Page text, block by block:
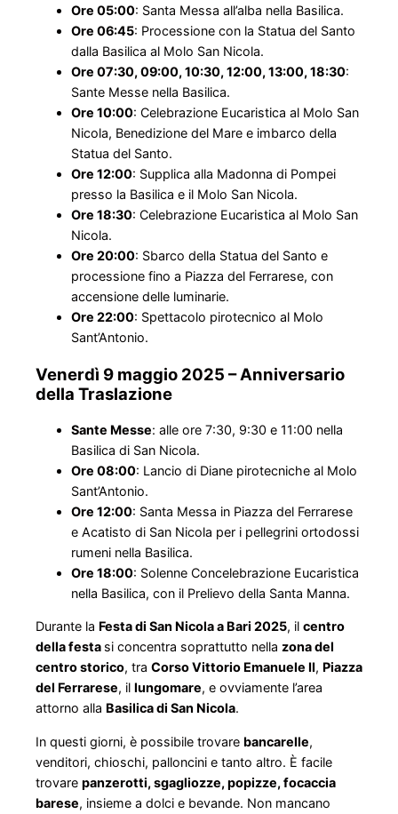
Ore 05:00: Santa Messa all’alba nella Basilica.
Ore 06:45: Processione con la Statua del Santo
dalla Basilica al Molo San Nicola.
Ore 07:30, 09:00, 10:30, 12:00, 13:00, 18:30:
Sante Messe nella Basilica.
Ore 10:00: Celebrazione Eucaristica al Molo San
Nicola, Benedizione del Mare e imbarco della
Statua del Santo.
Ore 12:00: Supplica alla Madonna di Pompei
presso la Basilica e il Molo San Nicola.
Ore 18:30: Celebrazione Eucaristica al Molo San
Nicola.
Ore 20:00: Sbarco della Statua del Santo e
processione fino a Piazza del Ferrarese, con
accensione delle luminarie.
Ore 22:00: Spettacolo pirotecnico al Molo
Sant’Antonio.
Venerdì 9 maggio 2025 – Anniversario
della Traslazione
Sante Messe: alle ore 7:30, 9:30 e 11:00 nella
Basilica di San Nicola.
Ore 08:00: Lancio di Diane pirotecniche al Molo
Sant’Antonio.
Ore 12:00: Santa Messa in Piazza del Ferrarese
e Acatisto di San Nicola per i pellegrini ortodossi
rumeni nella Basilica.
Ore 18:00: Solenne Concelebrazione Eucaristica
nella Basilica, con il Prelievo della Santa Manna.
Durante la Festa di San Nicola a Bari 2025, il centro
della festa si concentra soprattutto nella zona del
centro storico, tra Corso Vittorio Emanuele II, Piazza
del Ferrarese, il lungomare, e ovviamente l’area
attorno alla Basilica di San Nicola.
In questi giorni, è possibile trovare bancarelle,
venditori, chioschi, palloncini e tanto altro. È facile
trovare panzerotti, sgagliozze, popizze, focaccia
barese, insieme a dolci e bevande. Non mancano